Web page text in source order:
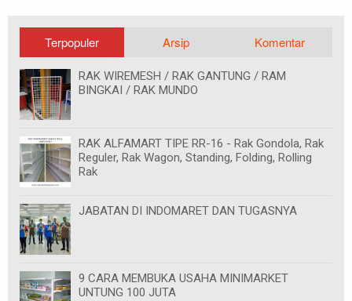
Terpopuler Arsip Komentar
RAK WIREMESH / RAK GANTUNG / RAM
BINGKAI / RAK MUNDO
RAK ALFAMART TIPE RR-16 - Rak Gondola, Rak
Reguler, Rak Wagon, Standing, Folding, Rolling
Rak
JABATAN DI INDOMARET DAN TUGASNYA
9 CARA MEMBUKA USAHA MINIMARKET
UNTUNG 100 JUTA